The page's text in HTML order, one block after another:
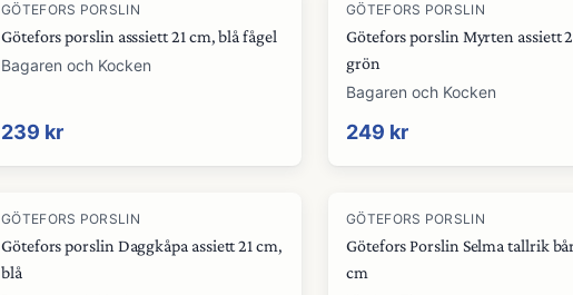
GÖTEFORS PORSLIN
Götefors porslin asssiett 21 cm, blå fågel
Bagaren och Kocken
239 kr
GÖTEFORS PORSLIN
Götefors porslin Myrten assiett
grön
Bagaren och Kocken
249 kr
GÖTEFORS PORSLIN
Götefors porslin Daggkåpa assiett 21 cm,
blå
-15%
GÖTEFORS PORSLIN
Götefors Porslin Selma tallrik
cm